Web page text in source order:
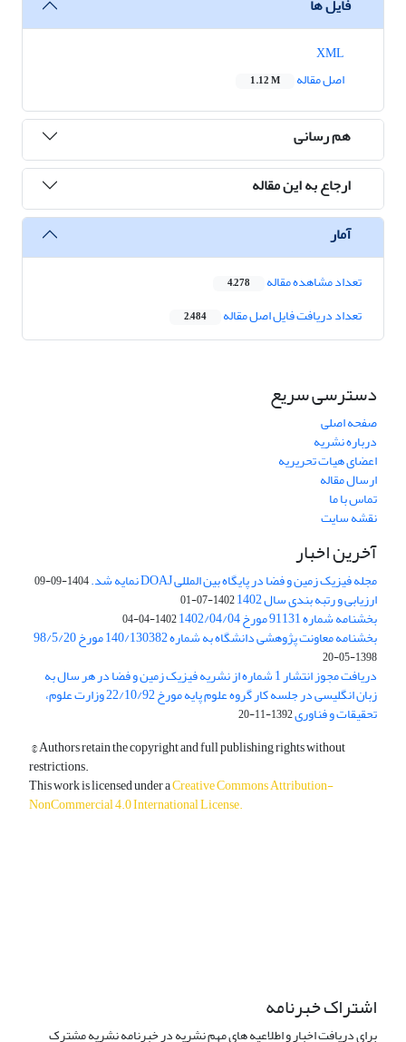
اصل مقاله
1.12 M
هم رسانی
ارجاع به این مقاله
آمار
تعداد مشاهده مقاله 4,278
تعداد دریافت فایل اصل مقاله 2,484
دسترسی سریع
صفحه اصلی
درباره نشریه
اعضای هیات تحریریه
ارسال مقاله
تماس با ما
نقشه سایت
آخرین اخبار
مجله فیزیک زمین و فضا در پایگاه بین المللی DOAJ نمایه شد. 1404-09-09
ارزیابی و رتبه بندی سال 1402 1402-07-01
بخشنامه شماره 91131 مورخ 1402/04/04 1402-04-04
بخشنامه معاونت پژوهشی دانشگاه به شماره 140/130382 مورخ 98/5/20
1398-05-20
دریافت مجوز انتشار 1 شماره از نشریه فیزیک زمین و فضا در هر سال به
زبان انگلیسی در جلسه کار گروه علوم پایه مورخ 22/10/92 وزارت علوم،
تحقیقات و فناوری1392-11-20
© Authors retain the copyright and full publishing rights without
restrictions.
This work is licensed under aCreative Commons Attribution-
NonCommercial 4.0 International License.
اشتراک خبرنامه
برای دریافت اخبار و اطلاعیه های مهم نشریه در خبرنامه نشریه مشترک